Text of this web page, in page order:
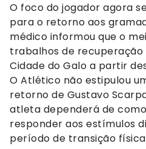
O foco do jogador agora
para o retorno aos
médico informou que o
trabalhos de
Cidade do Galo a partir
O Atlético não estipulou
retorno de Gustavo
atleta dependerá de
responder aos estímulos
período de transição